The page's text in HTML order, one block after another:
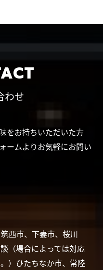
わせ
をお持ちいただいた方
ームよりお気軽にお問い
西市、下妻市、桜川
（場合によっては対応
）ひたちなか市、常陸